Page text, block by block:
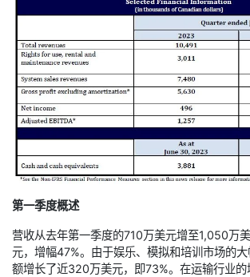
第一季度概述
营收从去年第一季度的710万美元增至1,050万
元，增幅47%。由于娱乐、模拟和培训市场的
额增长了近320万美元，即73%。在运输行业的